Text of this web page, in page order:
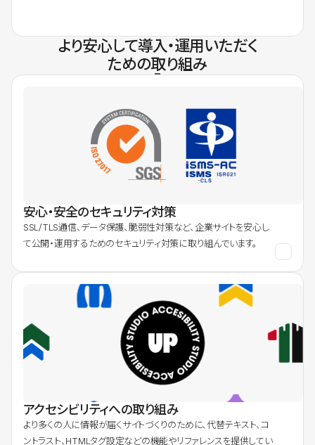
より安心して導入・運用いただく
ための取り組み
安心・安全のセキュリティ対策
SSL/TLS通信、データ保護、脆弱性対策など、企業サイトを安心し
て公開・運用するためのセキュリティ対策に取り組んでいます。
アクセシビリティへの取り組み
より多くの人に情報が届くサイトづくりのために、代替テキスト、コ
ントラスト、HTMLタグ設定などの機能やリファレンスを提供してい